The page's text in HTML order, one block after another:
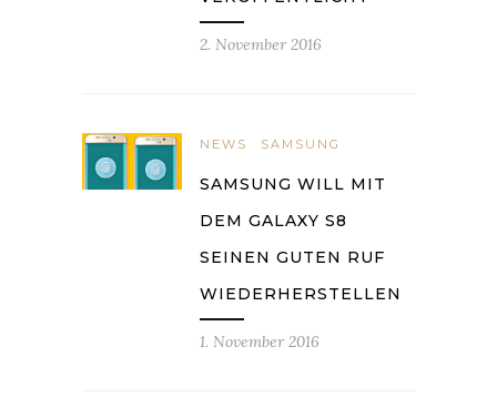
2. November 2016
NEWS SAMSUNG
SAMSUNG WILL MIT
DEM GALAXY S8
SEINEN GUTEN RUF
WIEDERHERSTELLEN
1. November 2016